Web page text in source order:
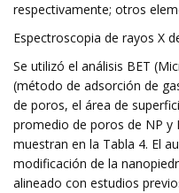
respectivamente; otros
Espectroscopia de rayos X
Se utilizó el análisis BET
(método de adsorción de
de poros, el área de
promedio de poros de NP y
muestran en la Tabla 4. El
modificación de la
alineado con estudios